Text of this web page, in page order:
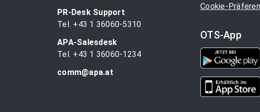
PR-Desk Support
Tel. +43 1 36060-5310
APA-Salesdesk
Tel. +43 1 36060-1234
comm@apa.at
Cookie-
OTS-App